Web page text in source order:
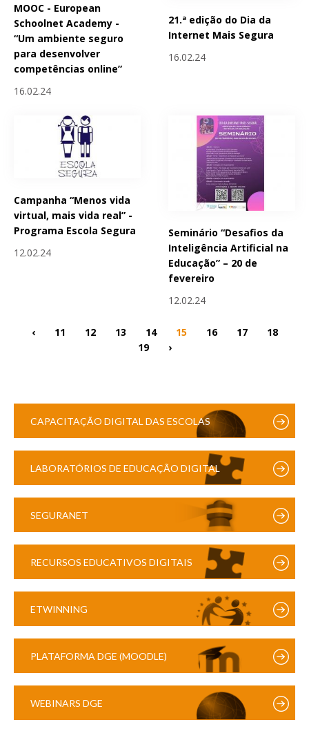
MOOC - European
Schoolnet Academy -
“Um ambiente seguro
para desenvolver
competências online”
16.02.24
21.ª edição do Dia da
Internet Mais Segura
16.02.24
Campanha “Menos vida
virtual, mais vida real” -
Programa Escola Segura
12.02.24
Seminário “Desafios da
Inteligência Artificial na
Educação” – 20 de
fevereiro
12.02.24
‹ 11 12 13 14 15 16 17
18
19
›
CAPACITAÇÃO DIGITAL DAS ESCOLAS
LABORATÓRIOS DE EDUCAÇÃO DIGITAL
SEGURANET
RECURSOS EDUCATIVOS DIGITAIS
ETWINNING
PLATAFORMA DGE (MOODLE)
WEBINARS DGE